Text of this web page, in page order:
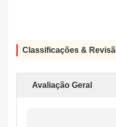
Classificações &
Avaliação Geral